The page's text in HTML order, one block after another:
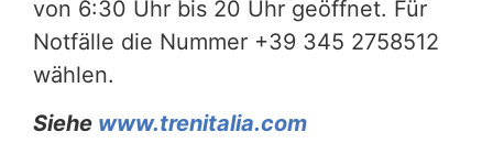
von 6:30 Uhr bis 20 Uhr geöffnet. Für
Notfälle die Nummer +39 345 2758512
wählen.
Siehe www.trenitalia.com